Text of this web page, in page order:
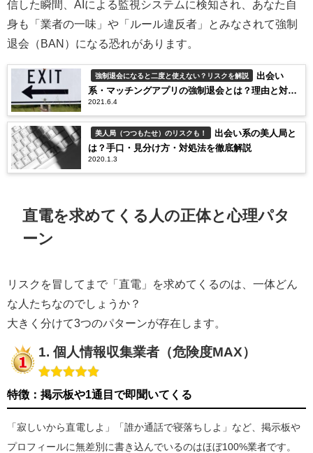
信した瞬間、AIによる監視システムに検知され、あなた自
身も「業者の一味」や「ルール違反者」とみなされて強制
退会（BAN）になる恐れがあります。
強制退会になると二度と使えない？リスクを解説
出会い
系・マッチングアプリの強制退会とは？理由と対処
法を解説
2021.6.4
美人局（つつもたせ）のリスクも！
出会い系の美人局と
は？手口・見分け方・対処法を徹底解説
2020.1.3
直電を求めてくる人の正体と心理パタ
ーン
リスクを冒してまで「直電」を求めてくるのは、一体どん
な人たちなのでしょうか？
大きく分けて3つのパターンが存在します。
1. 個人情報収集業者（危険度MAX）
特徴：掲示板や1通目で即聞いてくる
「寂しいから直電しよ」「誰か通話で寝落ちしよ」など、掲示板や
プロフィールに無差別に書き込んでいるのはほぼ100%業者です。